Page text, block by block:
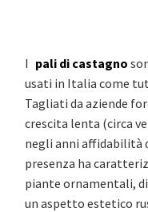
I pali di castagno
usati in Italia come
Tagliati da aziende
crescita lenta (circa
negli anni affidabilità
presenza ha
piante ornamentali,
un aspetto estetico